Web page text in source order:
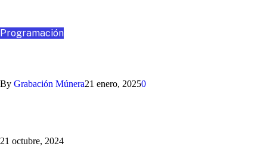
Programación
By Grabación Múnera21 enero, 20250
21 octubre, 2024